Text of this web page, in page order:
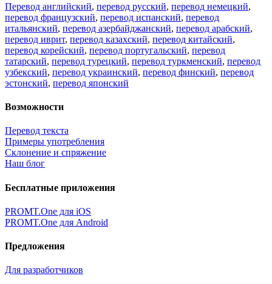
Перевод английский, перевод русский, перевод немецкий,
перевод французский, перевод испанский, перевод
итальянский, перевод азербайджанский, перевод арабский,
перевод иврит, перевод казахский, перевод китайский,
перевод корейский, перевод португальский, перевод
татарский, перевод турецкий, перевод туркменский, перевод
узбекский, перевод украинский, перевод финский, перевод
эстонский, перевод японский
Возможности
Перевод текста
Примеры употребления
Склонение и спряжение
Наш блог
Бесплатные приложения
PROMT.One для iOS
PROMT.One для Android
Предложения
Для разработчиков